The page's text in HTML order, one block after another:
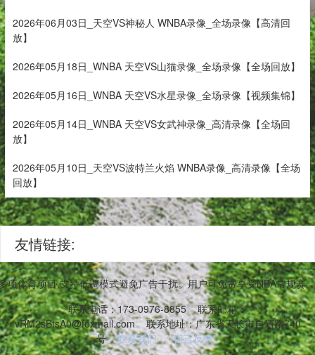
2026年06月03日_天空VS神秘人 WNBA录像_全场录像【高清回
放】
2026年05月18日_WNBA 天空VS山猫录像_全场录像【全场回放】
2026年05月16日_WNBA 天空VS水星录像_全场录像【视频集锦】
2026年05月14日_WNBA 天空VS女武神录像_高清录像【全场回
放】
2026年05月10日_天空VS波特兰火焰 WNBA录像_高清录像【全场
回放】
友情链接:
体育项目,支持低调模式避免广告干扰。用户可免费享受NBA常规
联系电话：173-0976-8855
联系邮箱：
vRM2sBtsA0@foxmail.com
联系地址：广东省天长市自清路740
号
联系我们
留言反馈